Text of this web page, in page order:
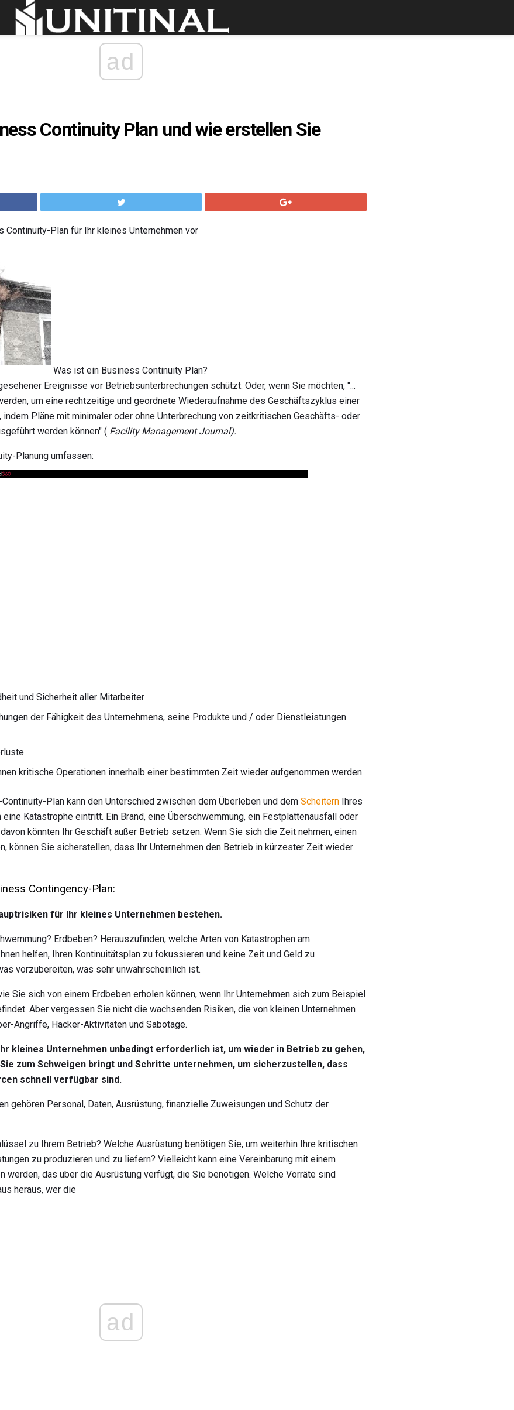
ad
Continuity Plan und wie erstellen Sie
Continuity-Plan für Ihr kleines Unternehmen vor
Was ist ein Business Continuity Plan?
Ereignisse vor Betriebsunterbrechungen schützt. Oder, wenn Sie möchten, "...
um eine rechtzeitige und geordnete Wiederaufnahme des Geschäftszyklus einer
Pläne mit minimaler oder ohne Unterbrechung von zeitkritischen Geschäfts- oder
werden können" ( Facility Management Journal).
Planung umfassen:
und Sicherheit aller Mitarbeiter
der Fähigkeit des Unternehmens, seine Produkte und / oder Dienstleistungen
kritische Operationen innerhalb einer bestimmten Zeit wieder aufgenommen werden
Plan kann den Unterschied zwischen dem Überleben und dem Scheitern Ihres
Katastrophe eintritt. Ein Brand, eine Überschwemmung, ein Festplattenausfall oder
könnten Ihr Geschäft außer Betrieb setzen. Wenn Sie sich die Zeit nehmen, einen
können Sie sicherstellen, dass Ihr Unternehmen den Betrieb in kürzester Zeit wieder
Contingency-Plan:
für Ihr kleines Unternehmen bestehen.
Erdbeben? Herauszufinden, welche Arten von Katastrophen am
helfen, Ihren Kontinuitätsplan zu fokussieren und keine Zeit und Geld zu
vorzubereiten, was sehr unwahrscheinlich ist.
Sie sich von einem Erdbeben erholen können, wenn Ihr Unternehmen sich zum Beispiel
Aber vergessen Sie nicht die wachsenden Risiken, die von kleinen Unternehmen
Angriffe, Hacker-Aktivitäten und Sabotage.
kleines Unternehmen unbedingt erforderlich ist, um wieder in Betrieb zu gehen,
zum Schweigen bringt und Schritte unternehmen, um sicherzustellen, dass
schnell verfügbar sind.
gehören Personal, Daten, Ausrüstung, finanzielle Zuweisungen und Schutz der
zu Ihrem Betrieb? Welche Ausrüstung benötigen Sie, um weiterhin Ihre kritischen
zu produzieren und zu liefern? Vielleicht kann eine Vereinbarung mit einem
werden, das über die Ausrüstung verfügt, die Sie benötigen. Welche Vorräte sind
heraus, wer die
ad